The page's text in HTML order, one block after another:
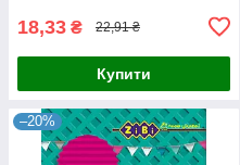
18,33 ₴ 22,91 ₴
Купити
–20%